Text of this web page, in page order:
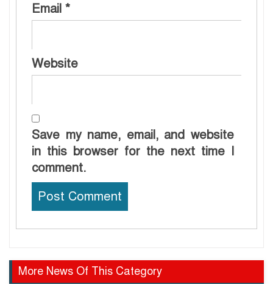
Email *
Website
Save my name, email, and website
in this browser for the next time I
comment.
More News Of This Category